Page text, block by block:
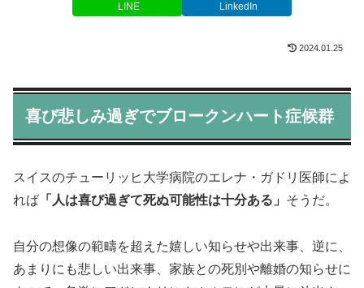
LINE LinkedIn
2024.01.25
喜び悲しみ過ぎでブロークンハート症候群
スイスのチューリッヒ大学病院のエレナ・ガドリ医師によ
れば 「人は喜び過ぎて死ぬ可能性は十分ある」 そうだ。
自分の想像の範疇を超えた嬉しい知らせや出来事、逆に、
あまりにも悲しい出来事、家族との死別や離婚の知らせに